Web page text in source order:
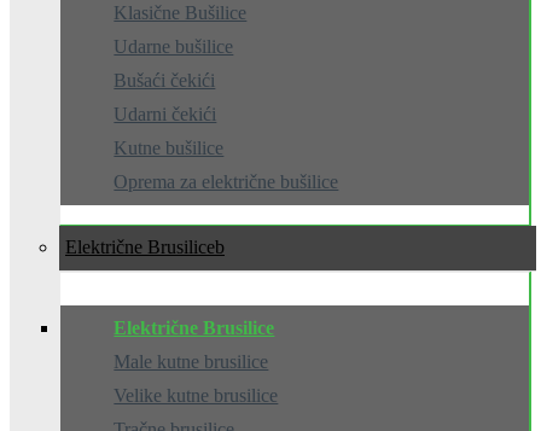
Klasične Bušilice
Udarne bušilice
Bušaći čekići
Udarni čekići
Kutne bušilice
Oprema za električne bušilice
Električne Brusilice
Električne Brusilice
Male kutne brusilice
Velike kutne brusilice